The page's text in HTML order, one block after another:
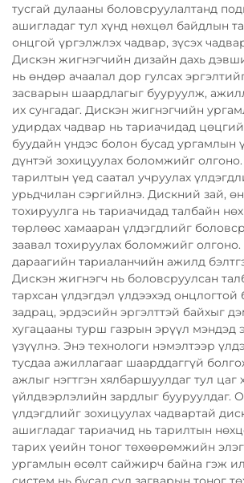
тусгай дулааны боловсруулалтанд
ашигладаг тул хүнд нөхцөл байдлын
онцгой үргэлжлэх чадвар, зүсэх
Дискэн жигнэгчийн дизайн дахь
нь өндөр ачаалал дор гулсах
засварын шаардлагыг бууруулж,
их сунгадаг. Дискэн жигнэгчийн
удирдах чадвар нь тариачидад
буудайн үндэс болон бусад ургамлын
дүнтэй зохицуулах боломжийг
тарилтын үед саатал учруулах
урьдчилан сэргийлнэ. Дискний зай,
тохируулга нь тариачидад талбайн
төрлөөс хамааран үлдэгдлийг
заавал тохируулах боломжийг
дараагийн тариаланчийн ажилд
Дискэн жигнэгч нь боловсруулсан
тархсан үлдэгдэл үлдээхэд
задрац, эрдэсийн эргэлттэй байхыг
хугацааны турш газрын эрүүл мэндэд
үзүүлнэ. Энэ технологи нэмэлтээр
тусдаа ажиллагааг шаарддаггүй
ажлыг нэгтгэн хялбаршуулдаг тул цаг
үйлдвэрлэлийн зардлыг бууруулдаг.
үлдэгдлийг зохицуулах чадвартай
ашигладаг тариачид нь тарилтын
тарих үеийн тоног төхөөрөмжийн
ургамлын өсөлт сайжирч байна гэж